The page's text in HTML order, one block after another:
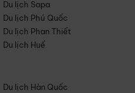
Du lịch Sapa
Du lịch Phú Quốc
Du lịch Phan Thiết
Du lịch Huế
Du lịch Hàn Quốc